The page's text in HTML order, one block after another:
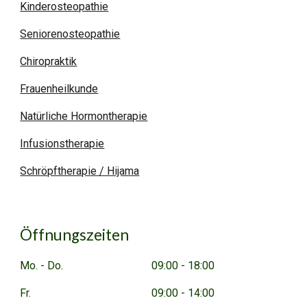
Kinderosteopathie
Seniorenosteopathie
Chiropraktik
Frauenheilkunde
Natürliche Hormontherapie
Infusionstherapie
Schröpftherapie / Hijama
Öffnungszeiten
Mo. - Do. 09:00 - 18:00
Fr. 09:00 - 14:00